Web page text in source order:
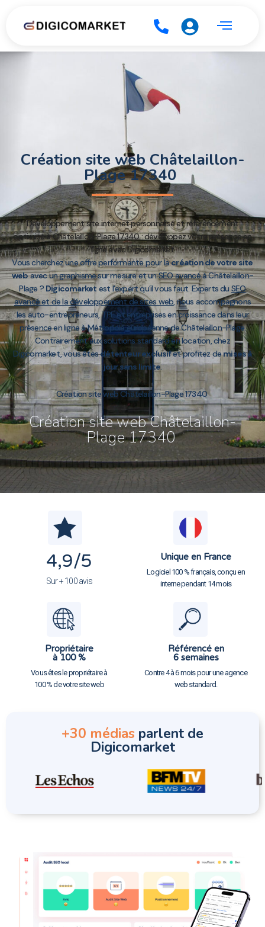
Création site web Châtelaillon-
Plage 17340
Développement site internet personnalisé et référencement
optimisé à Châtelaillon-Plage 17340 : développez votre présence en
ligne avec Digicomarket
Vous cherchez une offre performante pour lacréation de votre site
webavec un graphisme sur mesure et un SEO avancé à Châtelaillon-
Plage ? Digicomarket est l’expert qu’il vous faut. Experts du SEO
avancé et de la développement de sites web , nous accompagnons
les auto-entrepreneurs, TPE et entreprises en croissance dans leur
présence en ligne à Métropole européenne de Châtelaillon-Plage.
Contrairement aux solutions standard en location, chez
Digicomarket, vous êtesdétenteur exclusifet profitez demises à
jour sans limite.
Création site web Châtelaillon-Plage 17340
Création site web Châtelaillon-
Plage 17340
4,9/5
Sur + 100 avis
Unique en France
Logiciel 100 % français, conçu en
interne pendant 14 mois
Propriétaire
à 100 %
Vous êtes le propriétaire à
100 % de votre site web
Référencé en
6 semaines
Contre 4 à 6 mois pour une agence
web standard.
+30 médias parlent de
Digicomarket